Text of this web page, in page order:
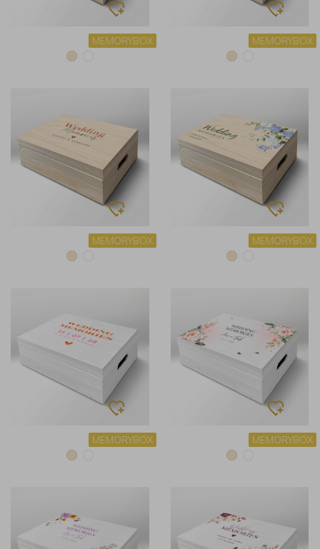
MEMORYBOX MEMORYBOX
MEMORYBOX MEMORYBOX
MEMORYBOX MEMORYBOX